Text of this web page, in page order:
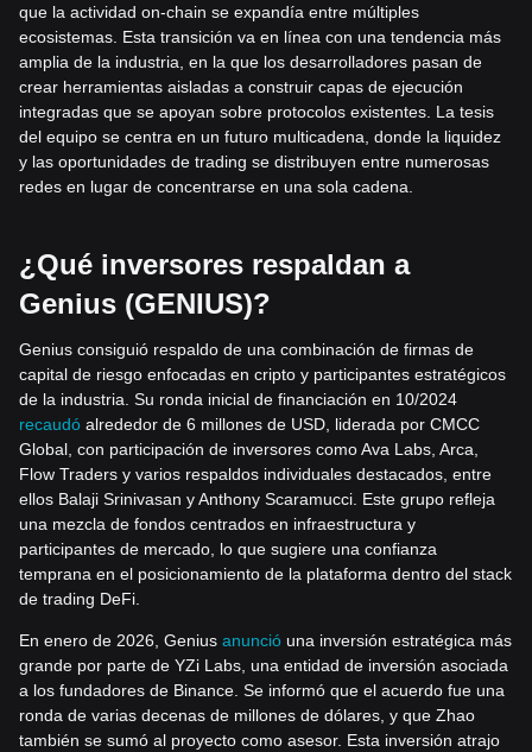
que la actividad on-chain se expandía entre múltiples
ecosistemas. Esta transición va en línea con una tendencia más
amplia de la industria, en la que los desarrolladores pasan de
crear herramientas aisladas a construir capas de ejecución
integradas que se apoyan sobre protocolos existentes. La tesis
del equipo se centra en un futuro multicadena, donde la liquidez
y las oportunidades de trading se distribuyen entre numerosas
redes en lugar de concentrarse en una sola cadena.
¿Qué inversores respaldan a
Genius (GENIUS)?
Genius consiguió respaldo de una combinación de firmas de
capital de riesgo enfocadas en cripto y participantes estratégicos
de la industria. Su ronda inicial de financiación en 10/2024
recaudó alrededor de 6 millones de USD, liderada por CMCC
Global, con participación de inversores como Ava Labs, Arca,
Flow Traders y varios respaldos individuales destacados, entre
ellos Balaji Srinivasan y Anthony Scaramucci. Este grupo refleja
una mezcla de fondos centrados en infraestructura y
participantes de mercado, lo que sugiere una confianza
temprana en el posicionamiento de la plataforma dentro del stack
de trading DeFi.
En enero de 2026, Genius anunció una inversión estratégica más
grande por parte de YZi Labs, una entidad de inversión asociada
a los fundadores de Binance. Se informó que el acuerdo fue una
ronda de varias decenas de millones de dólares, y que Zhao
también se sumó al proyecto como asesor. Esta inversión atrajo